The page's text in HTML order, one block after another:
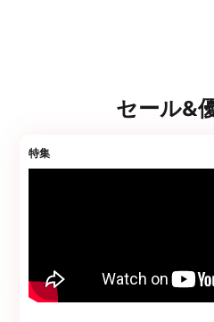
セール&
特集